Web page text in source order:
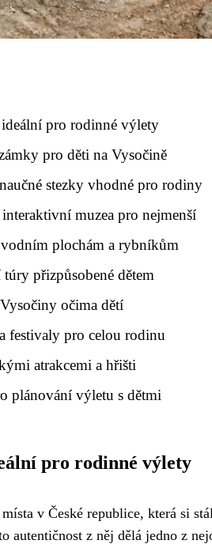
pro rodinné výlety
pro děti na Vysočině
stezky vhodné pro rodiny
interaktivní muzea pro nejmenší
plochám a rybníkům
přizpůsobené dětem
očima dětí
festivaly pro celou rodinu
atrakcemi a hřišti
plánování výletu s dětmi
pro rodinné výlety
v České republice, která si
autentičnost z něj dělá jedno z